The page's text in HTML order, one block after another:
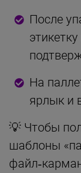
После
На
ярлык и
💡 Чтобы
шаблоны